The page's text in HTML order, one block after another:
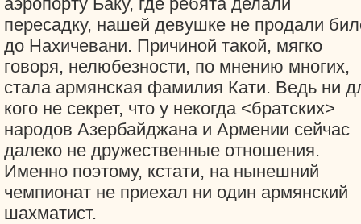
пересадку, нашей девушке не продали
до Нахичевани. Причиной такой, мягко
говоря, нелюбезности, по мнению многих,
стала армянская фамилия Кати. Ведь ни
кого не секрет, что у некогда <братских>
народов Азербайджана и Армении сейчас
далеко не дружественные отношения.
Именно поэтому, кстати, на нынешний
чемпионат не приехал ни один армянский
шахматист.